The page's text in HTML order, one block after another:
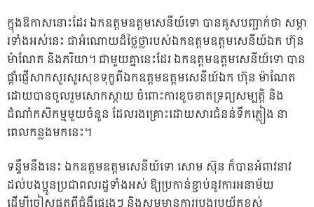
ក្នុងឱកាសនោះដែរ ឯកឧត្តមឧត្តមសេនីយ៍ទោ បានគូសបញ្ជាក់ថា សម្ភា
រទាំងអស់នេះ ជាអំណោយដ៏ថ្លៃថ្លារបស់ឯកឧត្តមឧត្តមសេនីយ៍ឯក ហ៊ុន
ម៉ាណែត និងភរិយា។ ជាមួយគ្នានេះដែរ ឯកឧត្តមឧត្តមសេនីយ៍ទោ បាន
ផ្តាំផ្ញើសាកសួរសួរសុខទុក្ខពីឯកឧត្តមឧត្តមសេនីយ៍ឯក ហ៊ុន ម៉ាណែត
ដោយបានចូលរួមសោកស្តាយ ចំពោះការខូចខាតទ្រព្យសម្បត្តិ និង
ដំណាំកសិកម្មមួយចំនួន ដែលរងគ្រោះដោយសារជំនន់ទឹកភ្លៀង នា
ពេលកន្លងមកនេះ។
ទន្ទឹមនឹងនេះ ឯកឧត្តមឧត្តមសេនីយ៍ទោ សោម ស៊ុន ក៏បានអំពាវនាវ
ដល់បងប្អូនប្រជាពលរដ្ឋទាំងអស់ ឱ្យប្រកាន់ខ្ជាប់នូវការអនាម័យ